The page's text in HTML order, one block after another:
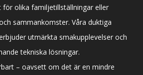
för olika familjetillställningar eller
sammankomster. Våra duktiga
utmärkta smakupplevelser och
tekniska lösningar.
– oavsett om det är en mindre